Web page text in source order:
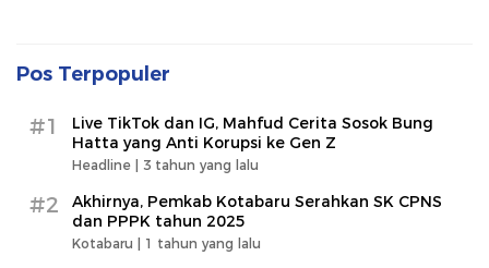
Pos Terpopuler
#1
Live TikTok dan IG, Mahfud Cerita Sosok Bung
Hatta yang Anti Korupsi ke Gen Z
Headline | 3 tahun yang lalu
#2
Akhirnya, Pemkab Kotabaru Serahkan SK CPNS
dan PPPK tahun 2025
Kotabaru | 1 tahun yang lalu